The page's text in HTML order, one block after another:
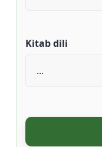
Kitab dili